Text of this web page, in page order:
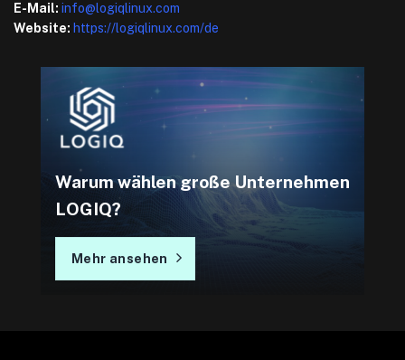
E-Mail: info@logiqlinux.com
Website: https://logiqlinux.com/de
Warum wählen große Unternehmen
LOGIQ?
Mehr ansehen